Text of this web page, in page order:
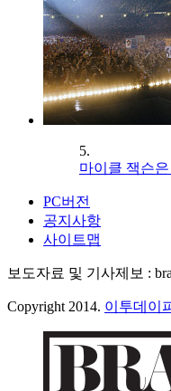
5.
마이클 잭슨
PC버전
공지사항
사이트맵
보도자료 및 기사제보 :
Copyright 2014. 이투데이